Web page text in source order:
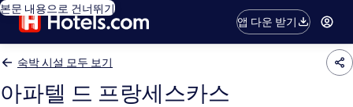
본문 내용으로 건너뛰기
앱 다운 받기
숙박 시설 모두 보기
아파텔 드 프랑세스카스